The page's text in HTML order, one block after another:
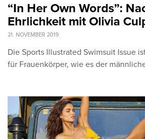
“In Her Own Words”:
Ehrlichkeit mit Olivia
21. NOVEMBER 2019
Die Sports Illustrated Swimsuit Issue
für Frauenkörper, wie es der